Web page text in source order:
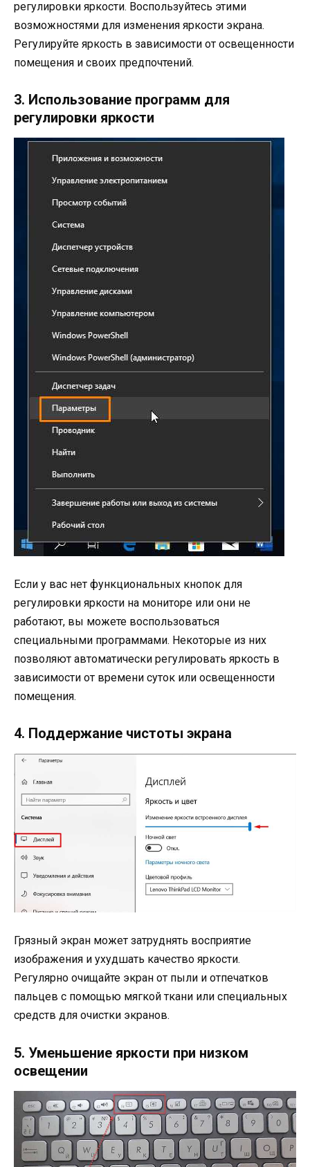
регулировки яркости. Воспользуйтесь этими
возможностями для изменения яркости экрана.
Регулируйте яркость в зависимости от освещенности
помещения и своих предпочтений.
3. Использование программ для
регулировки яркости
Если у вас нет функциональных кнопок для
регулировки яркости на мониторе или они не
работают, вы можете воспользоваться
специальными программами. Некоторые из них
позволяют автоматически регулировать яркость в
зависимости от времени суток или освещенности
помещения.
4. Поддержание чистоты экрана
Грязный экран может затруднять восприятие
изображения и ухудшать качество яркости.
Регулярно очищайте экран от пыли и отпечатков
пальцев с помощью мягкой ткани или специальных
средств для очистки экранов.
5. Уменьшение яркости при низком
освещении